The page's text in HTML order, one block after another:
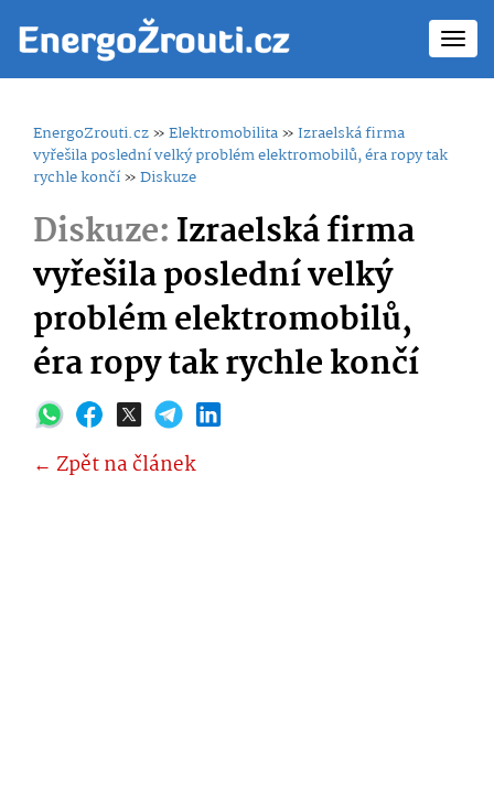
EnergoZrouti.cz»Elektromobilita»Izraelská firma
vyřešila poslední velký problém elektromobilů, éra ropy tak
rychle končí»Diskuze
Diskuze:Izraelská firma
vyřešila poslední velký
problém elektromobilů,
éra ropy tak rychle končí
← Zpět na článek